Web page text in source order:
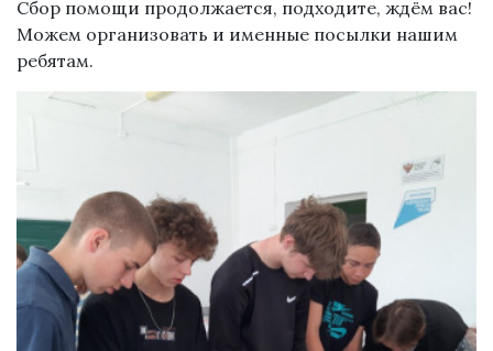
Сбор помощи продолжается, подходите, ждём вас!
Можем организовать и именные посылки нашим
ребятам.